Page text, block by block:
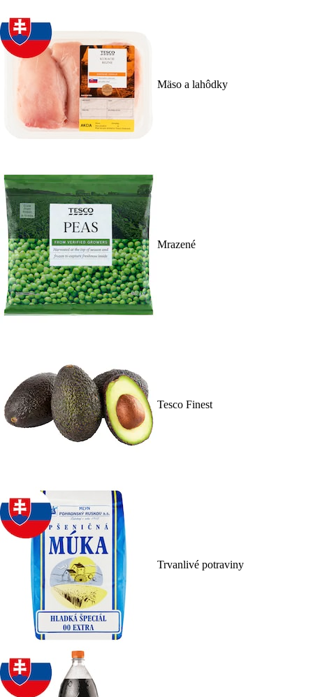
Mäso a lahôdky
Mrazené
Tesco Finest
Trvanlivé potraviny